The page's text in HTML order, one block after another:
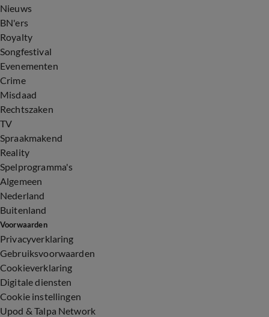
Nieuws
BN'ers
Royalty
Songfestival
Evenementen
Crime
Misdaad
Rechtszaken
TV
Spraakmakend
Reality
Spelprogramma's
Algemeen
Nederland
Buitenland
Voorwaarden
Privacyverklaring
Gebruiksvoorwaarden
Cookieverklaring
Digitale diensten
Cookie instellingen
Upod & Talpa Network